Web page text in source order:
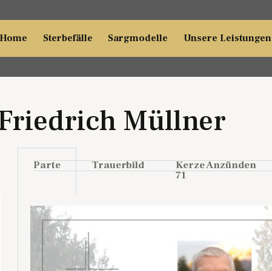
Home Sterbefälle Sargmodelle Unsere Leistungen
Müllner
Parte Trauerbild Kerze Anzünden
71